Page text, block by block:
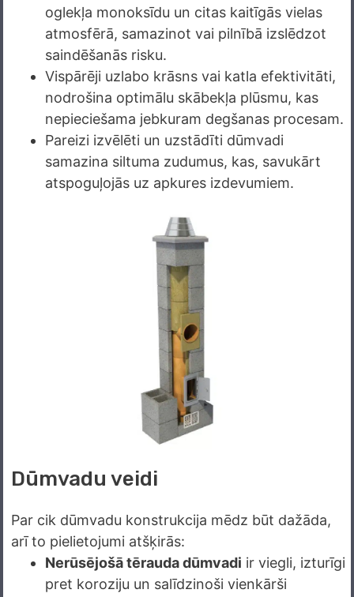
oglekļa monoksīdu un citas kaitīgās vielas
atmosfērā, samazinot vai pilnībā izslēdzot
saindēšanās risku.
Vispārēji uzlabo krāsns vai katla efektivitāti,
nodrošina optimālu skābekļa plūsmu, kas
nepieciešama jebkuram degšanas procesam.
Pareizi izvēlēti un uzstādīti dūmvadi
samazina siltuma zudumus, kas, savukārt
atspoguļojās uz apkures izdevumiem.
Dūmvadu veidi
Par cik dūmvadu konstrukcija mēdz būt dažāda,
arī to pielietojumi atšķirās:
Nerūsējošā tērauda dūmvadi ir viegli, izturīgi
pret koroziju un salīdzinoši vienkārši